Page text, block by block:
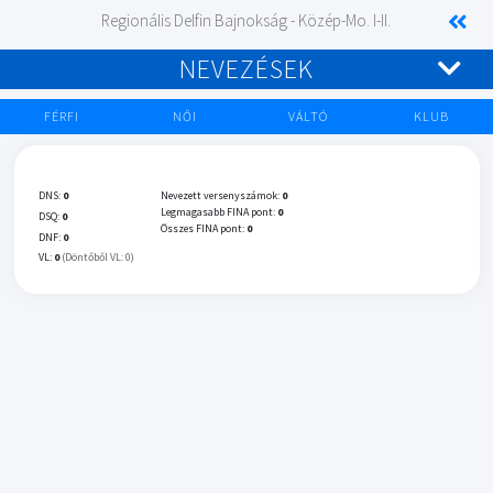
Regionális Delfin Bajnokság - Közép-Mo. I-II.
NEVEZÉSEK
FÉRFI NŐI VÁLTÓ KLUB
DNS: 0
DSQ: 0
DNF: 0
VL: 0 (Döntőből VL: 0)
Nevezett versenyszámok: 0
Legmagasabb FINA pont: 0
Összes FINA pont: 0